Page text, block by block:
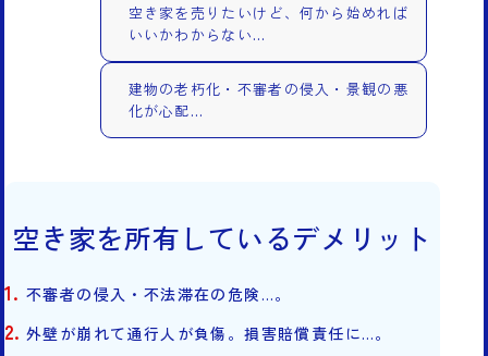
空き家を売りたいけど、何から始めれば
いいかわからない…
建物の老朽化・不審者の侵入・景観の悪
化が心配…
空き家を所有しているデメリット
不審者の侵入・不法滞在の危険…。
外壁が崩れて通行人が負傷。損害賠償責任に…。